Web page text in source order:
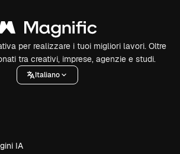
per realizzare i tuoi migliori lavori. Oltre
tra creativi, imprese, agenzie e studi.
Italiano
IA